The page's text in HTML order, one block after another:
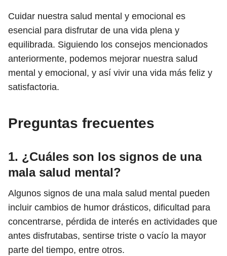
Cuidar nuestra salud mental y emocional es
esencial para disfrutar de una vida plena y
equilibrada. Siguiendo los consejos mencionados
anteriormente, podemos mejorar nuestra salud
mental y emocional, y así vivir una vida más feliz y
satisfactoria.
Preguntas frecuentes
1. ¿Cuáles son los signos de una
mala salud mental?
Algunos signos de una mala salud mental pueden
incluir cambios de humor drásticos, dificultad para
concentrarse, pérdida de interés en actividades que
antes disfrutabas, sentirse triste o vacío la mayor
parte del tiempo, entre otros.